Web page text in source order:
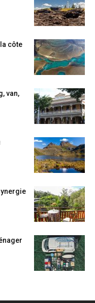
côte
van,